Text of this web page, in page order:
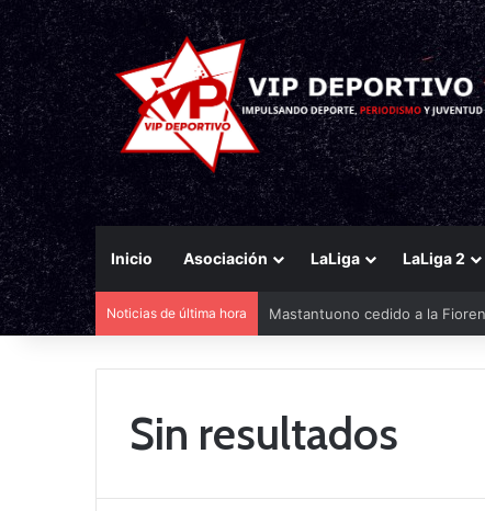
Inicio Asociación LaLiga LaLiga 2
Noticias de última hora Mastantuono cedido a la
Sin resultados